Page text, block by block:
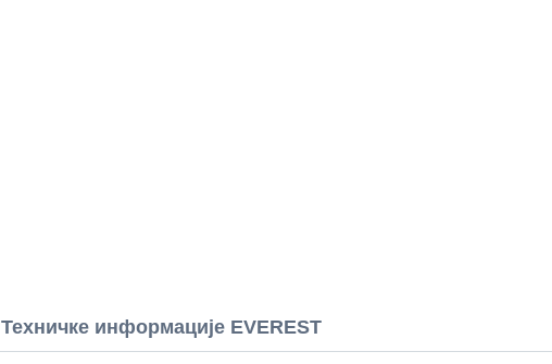
Техничке информације EVEREST